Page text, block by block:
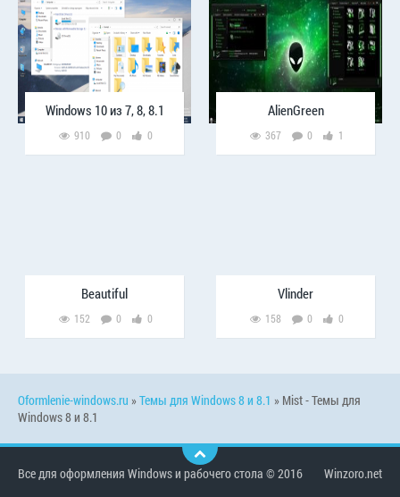
Windows 10 из 7, 8, 8.1
910 0 0
AlienGreen
367 0 1
Beautiful
152 0 0
Vlinder
158 0 0
Oformlenie-windows.ru »Темы для Windows 8 и 8.1 » Mist - Темы для
Windows 8 и 8.1
Все для оформления Windows и рабочего стола © 2016 Winzoro.net